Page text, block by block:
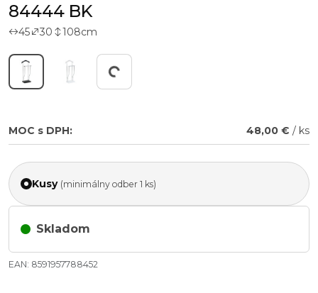
84444 BK
45 30 108cm
Working...
MOC s DPH: 48,00 € / ks
Kusy (minimálny odber 1 ks)
Skladom
EAN: 8591957788452